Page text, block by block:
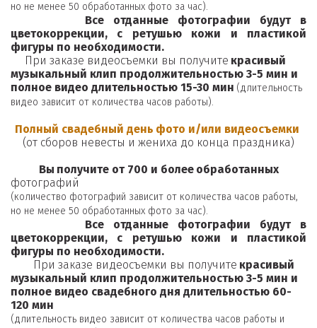
но не менее 50 обработанных фото за час).
Все отданные фотографии будут в
цветокоррекции, с ретушью кожи и пластикой
фигуры по необходимости.
При заказе видеосъемки вы получите красивый
музыкальный клип продолжительностью 3-5 мин и
полное видео длительностью 15-30 мин (длительность
видео зависит от количества часов работы).
Полный свадебный день фото и/или видеосъемки
(от сборов невесты и жениха до конца праздника)
          Вы
получите от 700 и более обработанных
фотографий
(количество фотографий зависит от количества часов работы,
но не менее 50 обработанных фото за час).
Все отданные фотографии будут в
цветокоррекции, с ретушью кожи и пластикой
фигуры по необходимости.
        При заказе видеосъемки вы получите
красивый
музыкальный клип продолжительностью 3-5 мин и
полное видео свадебного дня длительностью 60-
120 мин
(длительность видео зависит от количества часов работы и